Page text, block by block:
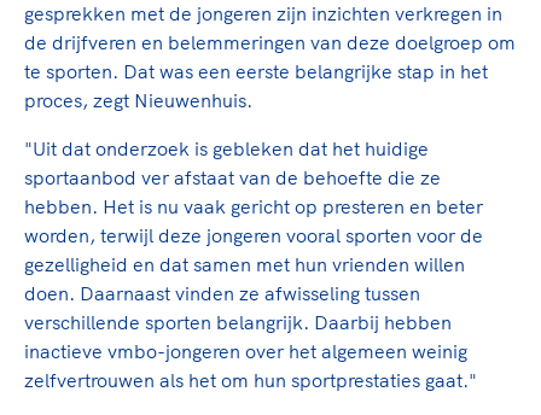
gesprekken met de jongeren zijn inzichten verkregen in
de drijfveren en belemmeringen van deze doelgroep om
te sporten. Dat was een eerste belangrijke stap in het
proces, zegt Nieuwenhuis.
"Uit dat onderzoek is gebleken dat het huidige
sportaanbod ver afstaat van de behoefte die ze
hebben. Het is nu vaak gericht op presteren en beter
worden, terwijl deze jongeren vooral sporten voor de
gezelligheid en dat samen met hun vrienden willen
doen. Daarnaast vinden ze afwisseling tussen
verschillende sporten belangrijk. Daarbij hebben
inactieve vmbo-jongeren over het algemeen weinig
zelfvertrouwen als het om hun sportprestaties gaat."